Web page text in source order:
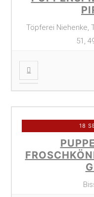
Töpferei Niehenke,
51,
18